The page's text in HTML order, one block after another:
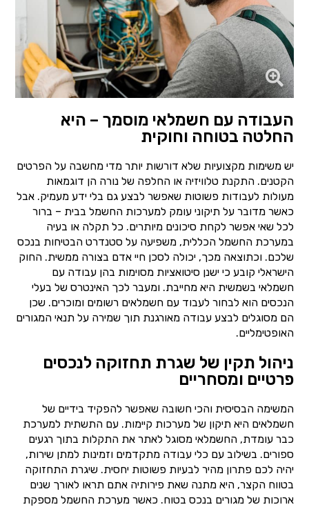
העבודה עם חשמלאי מוסמך – היא
החלטה בטוחה וחוקית
יש משימות מקצועיות שלא דורשות יותר מדי מחשבה על הפרטים
הקטנים. התקנת טלוויזיה או החלפה של נורה הן דוגמאות
מעולות לעבודות פשוטות שאפשר לבצע גם בלי ידע מעמיק. אבל
כאשר מדובר על תיקוני עומק למערכות החשמל בבית – ברור
לכל שאי אפשר לקחת סיכונים מיותרים. כל תקלה או בעיה
במערכת החשמל הכללית, משפיעה על סטנדרט הבטיחות בנכס
שלכם. וכתוצאה מכך, יכולה לסכן חיי אדם בצורה ממשית. החוק
הישראלי קובע כי ישנן סיטואציות מסוימות בהן עבודה עם
חשמלאי בשמשית היא מחייבת. ומעבר לכך האינטרס של בעלי
הנכסים הוא לבחור לעבוד עם חשמלאים רשומים ומוכרים. שכן
הם מסוגלים לבצע עבודה מאורגנת תוך שמירה על תנאי המגורים
האופטימליים.
ניהול תקין של שגרת תחזוקה לנכסים
פרטיים ומסחריים
המשימה הבסיסית והכי חשובה שאפשר להפקיד בידיים של
חשמלאים היא תיקון של מערכות קיימות. עם התשתית למערכת
כבר עומדת, החשמלאי מסוגל לאתר את התקלות בתוך רגעים
ספורים. בשילוב עם כלי עבודה מתקדמים וזמינות למתן שירות,
יהיה לכם פתרון מהיר לבעיות פשוטות יחסית. שיגרת התחזוקה
בטווח הקצר, היא מתנה שאת פירותיה אתם תראו לאורך שנים
ארוכות של מגורים בנכס בטוח. כאשר מערכת החשמל מספקת